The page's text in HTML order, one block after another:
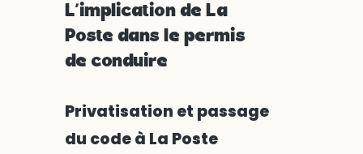
L’implication de La
Poste dans le permis
de conduire
Privatisation et passage
du code à La Poste